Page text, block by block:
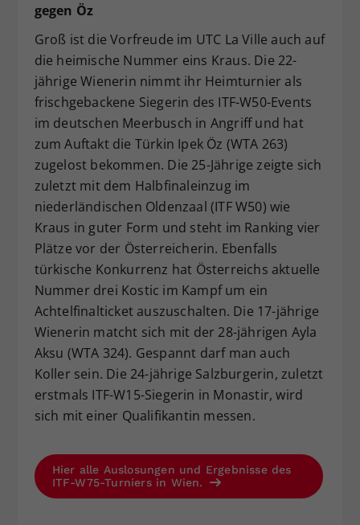
gegen Öz
Groß ist die Vorfreude im UTC La Ville auch auf
die heimische Nummer eins Kraus. Die 22-
jährige Wienerin nimmt ihr Heimturnier als
frischgebackene Siegerin des ITF-W50-Events
im deutschen Meerbusch in Angriff und hat
zum Auftakt die Türkin Ipek Öz (WTA 263)
zugelost bekommen. Die 25-Jährige zeigte sich
zuletzt mit dem Halbfinaleinzug im
niederländischen Oldenzaal (ITF W50) wie
Kraus in guter Form und steht im Ranking vier
Plätze vor der Österreicherin. Ebenfalls
türkische Konkurrenz hat Österreichs aktuelle
Nummer drei Kostic im Kampf um ein
Achtelfinalticket auszuschalten. Die 17-jährige
Wienerin matcht sich mit der 28-jährigen Ayla
Aksu (WTA 324). Gespannt darf man auch
Koller sein. Die 24-jährige Salzburgerin, zuletzt
erstmals ITF-W15-Siegerin in Monastir, wird
sich mit einer Qualifikantin messen.
Hier alle Auslosungen und Ergebnisse des
ITF-W75-Turniers in Wien.